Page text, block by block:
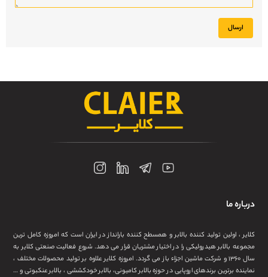
ارسال
درباره ما
کلایر ، اولین تولید کننده بالابر و همسطح کننده بارانداز در ایران است که امروزه کامل ترین
مجموعه بالابر هیدرولیکی را در اختیار مشتریان قرار می دهد. شروع فعالیت صنعتی کلایر به
سال ۱۳۶۰ و شرکت ماشین اجزاء باز می گردد. امروزه کلایر علاوه بر تولید محصولات مختلف ،
نماینده برترین برندهای اروپایی در حوزه بالابر کامیونی، بالابر خودکششی ، بالابر عنکبوتی و …